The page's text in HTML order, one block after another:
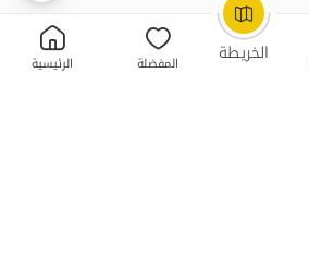
الخريطة المفضلة الرئيسية